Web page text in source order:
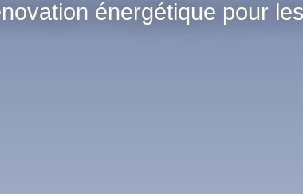
énergétique pour